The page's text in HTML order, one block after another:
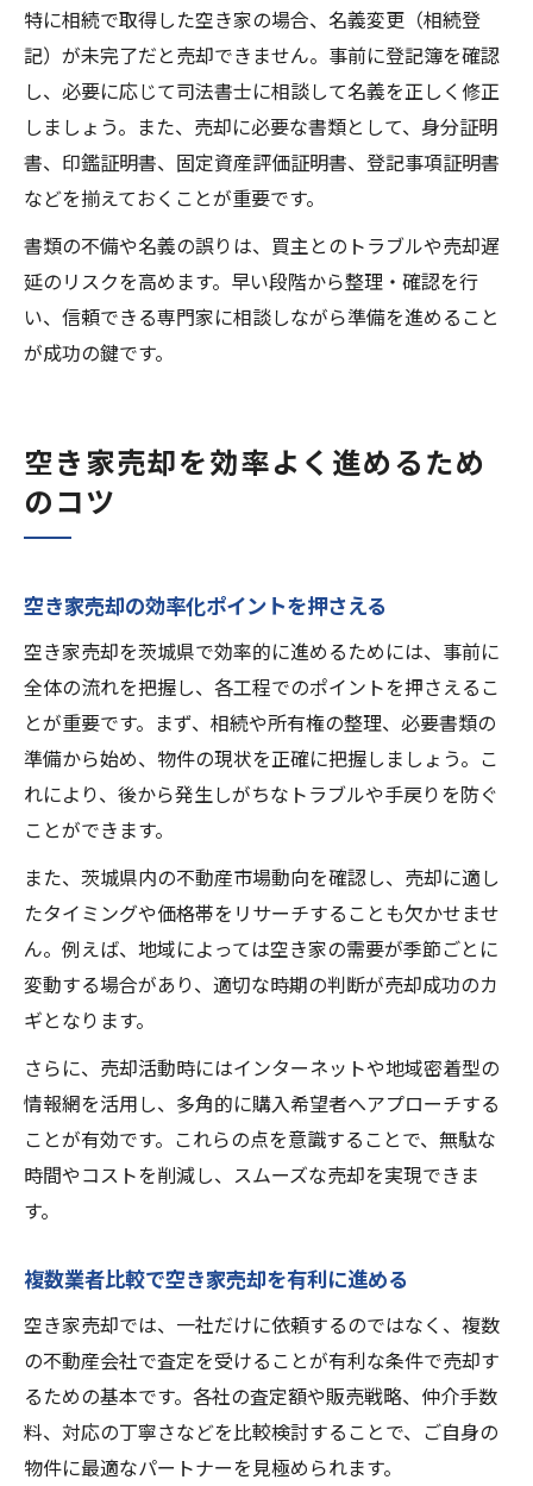
特に相続で取得した空き家の場合、名義変更（相続登
記）が未完了だと売却できません。事前に登記簿を確認
し、必要に応じて司法書士に相談して名義を正しく修正
しましょう。また、売却に必要な書類として、身分証明
書、印鑑証明書、固定資産評価証明書、登記事項証明書
などを揃えておくことが重要です。
書類の不備や名義の誤りは、買主とのトラブルや売却遅
延のリスクを高めます。早い段階から整理・確認を行
い、信頼できる専門家に相談しながら準備を進めること
が成功の鍵です。
空き家売却を効率よく進めるため
のコツ
空き家売却の効率化ポイントを押さえる
空き家売却を茨城県で効率的に進めるためには、事前に
全体の流れを把握し、各工程でのポイントを押さえるこ
とが重要です。まず、相続や所有権の整理、必要書類の
準備から始め、物件の現状を正確に把握しましょう。こ
れにより、後から発生しがちなトラブルや手戻りを防ぐ
ことができます。
また、茨城県内の不動産市場動向を確認し、売却に適し
たタイミングや価格帯をリサーチすることも欠かせませ
ん。例えば、地域によっては空き家の需要が季節ごとに
変動する場合があり、適切な時期の判断が売却成功のカ
ギとなります。
さらに、売却活動時にはインターネットや地域密着型の
情報網を活用し、多角的に購入希望者へアプローチする
ことが有効です。これらの点を意識することで、無駄な
時間やコストを削減し、スムーズな売却を実現できま
す。
複数業者比較で空き家売却を有利に進める
空き家売却では、一社だけに依頼するのではなく、複数
の不動産会社で査定を受けることが有利な条件で売却す
るための基本です。各社の査定額や販売戦略、仲介手数
料、対応の丁寧さなどを比較検討することで、ご自身の
物件に最適なパートナーを見極められます。